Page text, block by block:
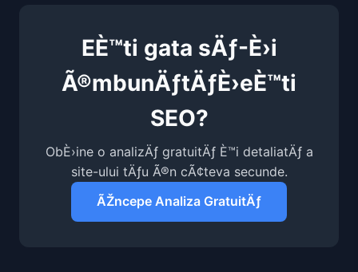
EÈ™ti gata sÄƒ-È›i
Ã®mbunÄƒtÄƒÈ›eÈ™ti
SEO?
ObÈ›ine o analizÄƒ gratuitÄƒ È™i detaliatÄƒ a
site-ului tÄƒu Ã®n cÃ¢teva secunde.
ÃŽncepe Analiza GratuitÄƒ